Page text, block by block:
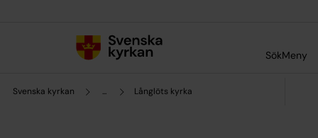
SökMeny
Svenska kyrkan ... Långlöts kyrka